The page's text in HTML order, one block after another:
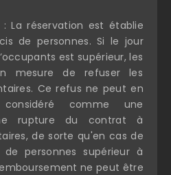
La réservation est établie
de personnes. Si le jour
est supérieur, les
mesure de refuser les
Ce refus ne peut en
comme une
rupture du contrat à
de sorte qu'en cas de
personnes supérieur à
ne peut être